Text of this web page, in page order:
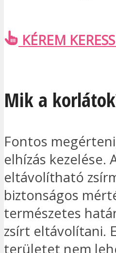
KÉREM
Mik a
Fontos
elhízás
eltávolítható
biztonságos
természetes
zsírt eltávolítani.
területet nem